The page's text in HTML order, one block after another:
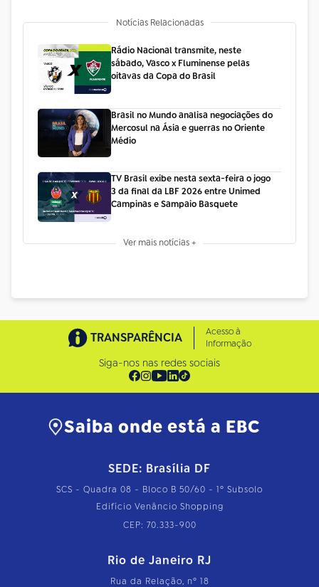
Notícias Relacionadas
Rádio Nacional transmite, neste
sábado, Vasco x Fluminense pelas
oitavas da Copa do Brasil
Brasil no Mundo analisa negociações do
Mercosul na Ásia e guerras no Oriente
Médio
TV Brasil exibe nesta sexta-feira o jogo
3 da final da LBF 2026 entre Unimed
Campinas e Sampaio Basquete
Ver mais notícias +
TRANSPARÊNCIA
Acesso à
Informação
Siga-nos nas redes sociais
Saiba onde está a EBC
SEDE: Brasília DF
SCS - Quadra 08 - Bloco B 50/60 - 1º Subsolo
Edifício Venâncio Shopping
CEP: 70.333-900
Rio de Janeiro RJ
Rua da Relação, nº 18